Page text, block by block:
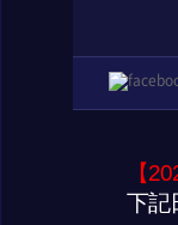
【
下記